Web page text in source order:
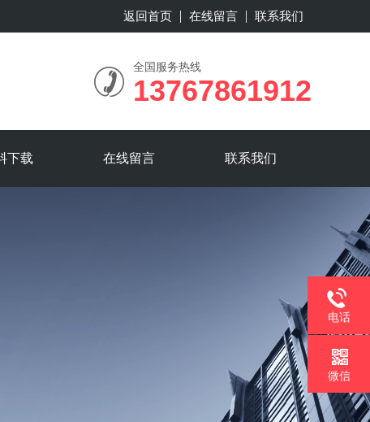
返回首页 在线留言 联系我们
全国服务热线
13767861912
下载 在线留言 联系我们
电话
微信